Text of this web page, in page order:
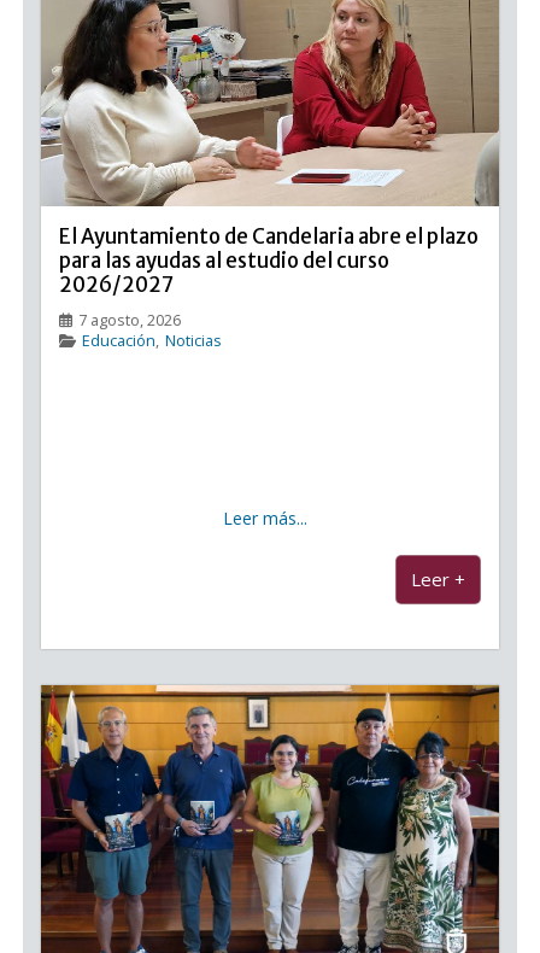
El Ayuntamiento de Candelaria abre el plazo
para las ayudas al estudio del curso
2026/2027
7 agosto, 2026
Educación, Noticias
Leer más...
Leer +